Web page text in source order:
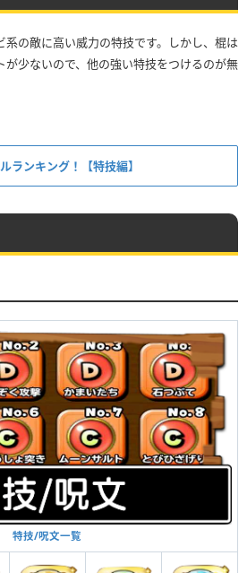
の敵に高い威力の特技です。しかし、棍は
少ないので、他の強い特技をつけるのが無
ランキング！【特技編】
特技/呪文一覧